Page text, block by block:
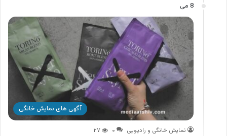
8 می
آگهی های نمایش خانگی
نمایش خانگی و رادیویی ۰ ۲۷